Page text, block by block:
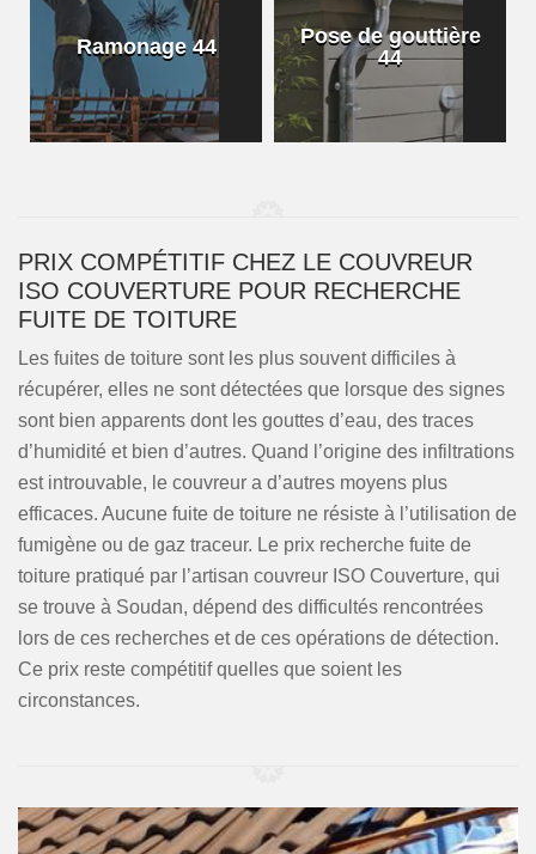
Ramonage 44
Pose de gouttière
44
PRIX COMPÉTITIF CHEZ LE COUVREUR
ISO COUVERTURE POUR RECHERCHE
FUITE DE TOITURE
Les fuites de toiture sont les plus souvent difficiles à
récupérer, elles ne sont détectées que lorsque des signes
sont bien apparents dont les gouttes d’eau, des traces
d’humidité et bien d’autres. Quand l’origine des infiltrations
est introuvable, le couvreur a d’autres moyens plus
efficaces. Aucune fuite de toiture ne résiste à l’utilisation de
fumigène ou de gaz traceur. Le prix recherche fuite de
toiture pratiqué par l’artisan couvreur ISO Couverture, qui
se trouve à Soudan, dépend des difficultés rencontrées
lors de ces recherches et de ces opérations de détection.
Ce prix reste compétitif quelles que soient les
circonstances.